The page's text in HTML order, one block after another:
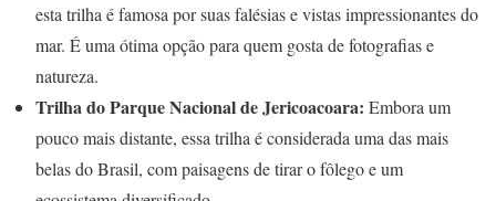
esta trilha é famosa por suas falésias e vistas impressionantes do
mar. É uma ótima opção para quem gosta de fotografias e
natureza.
Trilha do Parque Nacional de Jericoacoara: Embora um
pouco mais distante, essa trilha é considerada uma das mais
belas do Brasil, com paisagens de tirar o fôlego e um